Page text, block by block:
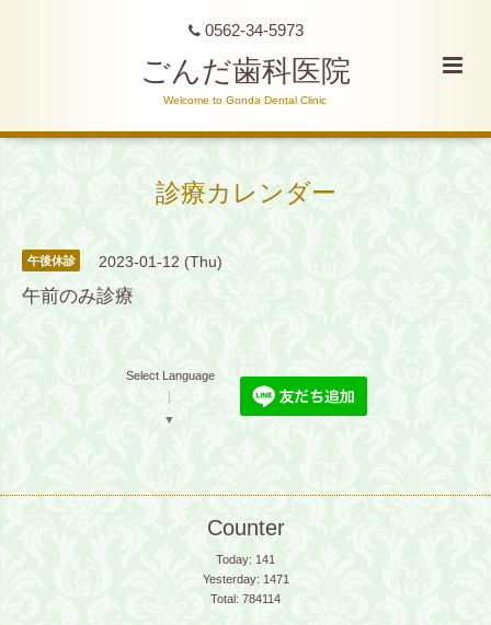
0562-34-5973
ごんだ歯科医院
Welcome to Gonda Dental Clinic
診療カレンダー
午後休診 2023-01-12 (Thu)
午前のみ診療
Select Language
▼
Counter
Today: 141
Yesterday: 1471
Total: 784114